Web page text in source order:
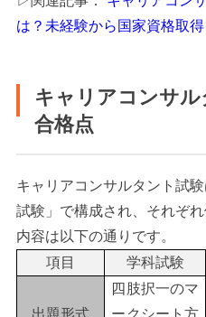
は？未経験から国家資格取
キャリアコンサル
合格点
キャリアコンサルタント試
試験」で構成され、それぞ
内容は以下の通りです。
項目
学科試験
四肢択一のマ